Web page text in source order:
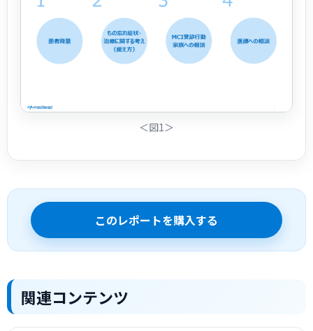
＜図1＞
このレポートを購入する
関連コンテンツ